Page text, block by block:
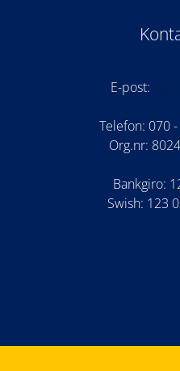
E-post:
Telefon: 070
Org.nr:
Bankgiro:
Swish: 123